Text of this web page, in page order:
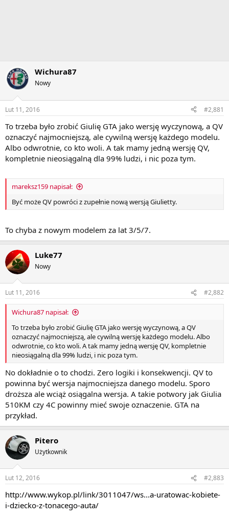
Wichura87
Nowy
Lut 11, 2016 #2,881
To trzeba było zrobić Giulię GTA jako wersję wyczynową, a QV
oznaczyć najmocniejszą, ale cywilną wersję każdego modelu.
Albo odwrotnie, co kto woli. A tak mamy jedną wersję QV,
kompletnie nieosiągalną dla 99% ludzi, i nic poza tym.
mareksz159 napisał:
Być może QV powróci z zupełnie nową wersją Giulietty.
To chyba z nowym modelem za lat 3/5/7.
Luke77
Nowy
Lut 11, 2016 #2,882
Wichura87 napisał:
To trzeba było zrobić Giulię GTA jako wersję wyczynową, a QV
oznaczyć najmocniejszą, ale cywilną wersję każdego modelu. Albo
odwrotnie, co kto woli. A tak mamy jedną wersję QV, kompletnie
nieosiągalną dla 99% ludzi, i nic poza tym.
No dokładnie o to chodzi. Zero logiki i konsekwencji. QV to
powinna być wersja najmocniejsza danego modelu. Sporo
droższa ale wciąż osiągalna wersja. A takie potwory jak Giulia
510KM czy 4C powinny mieć swoje oznaczenie. GTA na
przykład.
Pitero
Użytkownik
Lut 12, 2016 #2,883
http://www.wykop.pl/link/3011047/ws...a-uratowac-kobiete-
i-dziecko-z-tonacego-auta/